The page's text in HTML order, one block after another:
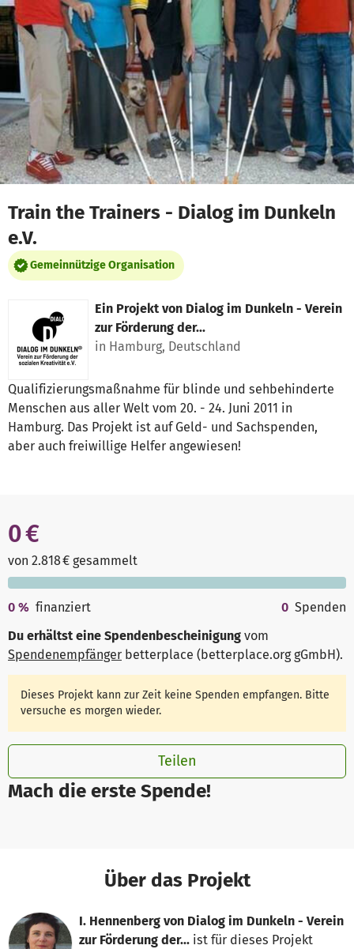
Zum Hauptinhalt springen
Erklärung zur Barrierefreiheit anzeigen
Train the Trainers - Dialog im Dunkeln
e.V.
Gemeinnützige Organisation
Ein Projekt von Dialog im Dunkeln - Verein
zur Förderung der...
in Hamburg, Deutschland
Qualifizierungsmaßnahme für blinde und sehbehinderte
Menschen aus aller Welt vom 20. - 24. Juni 2011 in
Hamburg. Das Projekt ist auf Geld- und Sachspenden,
aber auch freiwillige Helfer angewiesen!
Mach die erste Spende!
0 €
von 2.818 € gesammelt
0 % finanziert 0 Spenden
Du erhältst eine Spendenbescheinigung vom
Spendenempfänger betterplace (betterplace.org gGmbH).
Dieses Projekt kann zur Zeit keine Spenden empfangen. Bitte
versuche es morgen wieder.
Teilen
Über das Projekt
I. Hennenberg von Dialog im Dunkeln - Verein
zur Förderung der... ist für dieses Projekt